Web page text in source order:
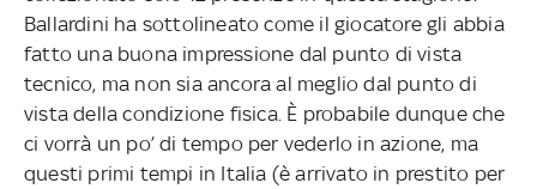
Ballardini ha sottolineato come il giocatore gli abbia
fatto una buona impressione dal punto di vista
tecnico, ma non sia ancora al meglio dal punto di
vista della condizione fisica. È probabile dunque che
ci vorrà un po’ di tempo per vederlo in azione, ma
questi primi tempi in Italia (è arrivato in prestito per